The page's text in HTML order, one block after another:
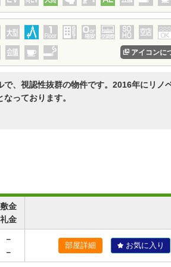
アイコンに
、視認性抜群の物件です。2016年にリノ
っております。
敷金
礼金
－
－
部屋詳細 お気に入り